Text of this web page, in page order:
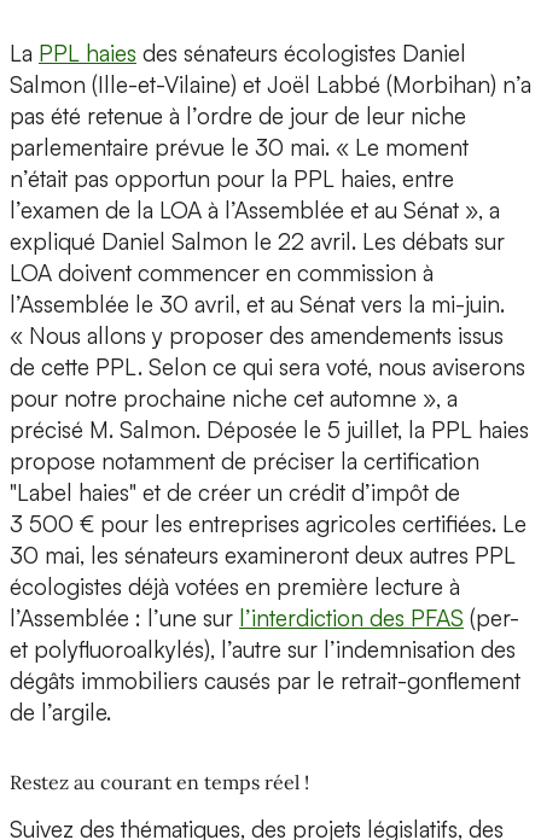
La PPL haies des sénateurs écologistes Daniel
Salmon (Ille-et-Vilaine) et Joël Labbé (Morbihan) n’a
pas été retenue à l’ordre de jour de leur niche
parlementaire prévue le 30 mai. « Le moment
n’était pas opportun pour la PPL haies, entre
l’examen de la LOA à l’Assemblée et au Sénat », a
expliqué Daniel Salmon le 22 avril. Les débats sur
LOA doivent commencer en commission à
l’Assemblée le 30 avril, et au Sénat vers la mi-juin.
« Nous allons y proposer des amendements issus
de cette PPL. Selon ce qui sera voté, nous aviserons
pour notre prochaine niche cet automne », a
précisé M. Salmon. Déposée le 5 juillet, la PPL haies
propose notamment de préciser la certification
"Label haies" et de créer un crédit d’impôt de
3 500 € pour les entreprises agricoles certifiées. Le
30 mai, les sénateurs examineront deux autres PPL
écologistes déjà votées en première lecture à
l’Assemblée : l’une sur l’interdiction des PFAS (per-
et polyfluoroalkylés), l’autre sur l’indemnisation des
dégâts immobiliers causés par le retrait-gonflement
de l’argile.
Restez au courant en temps réel !
Suivez des thématiques, des projets législatifs, des